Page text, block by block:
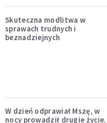
Skuteczna modlitwa w
sprawach trudnych i
beznadziejnych
W dzień odprawiał Mszę, w
nocy prowadził drugie życie.